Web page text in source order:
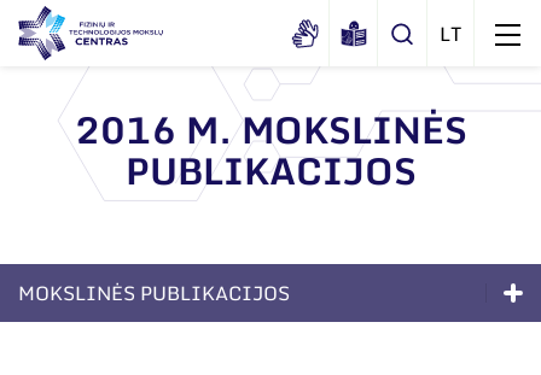
Apie mus
Dokumentai
Sertifikatai ir akreditavimo pažymėjimai
Viešieji pirkimai
Administracija
Administraciniai skyriai
Naujienos
Renginiai
2016 M. MOKSLINĖS
PUBLIKACIJOS
MOKSLINĖS PUBLIKACIJOS